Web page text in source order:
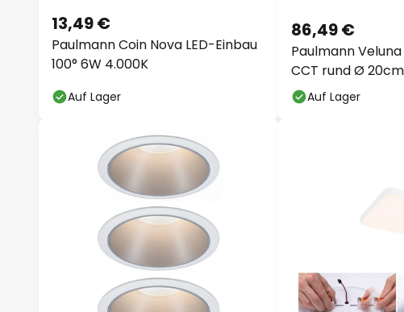
Paulmann Coin Nova LED-Einbau
100° 6W 4.000K
13,49 €
Auf Lager
Paulmann
CCT rund Ø 20cm
86,49 €
Auf Lager